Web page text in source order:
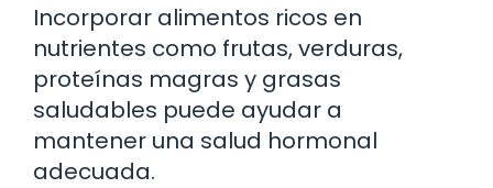
Incorporar alimentos ricos en
nutrientes como frutas, verduras,
proteínas magras y grasas
saludables puede ayudar a
mantener una salud hormonal
adecuada.